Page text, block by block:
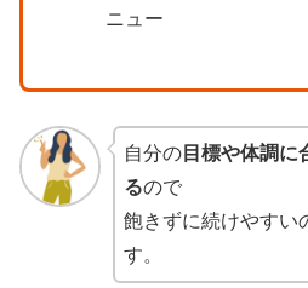
ニュー
自分の目標や体調に
るので
飽きずに続けやすい
す。